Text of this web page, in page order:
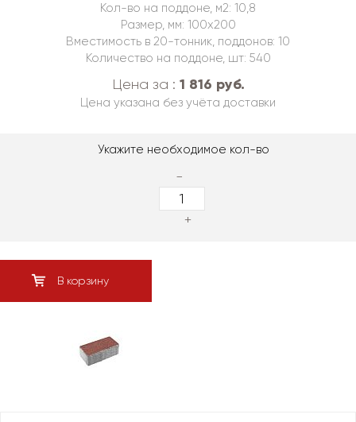
Кол-во на поддоне, м2: 10,8
Размер, мм: 100х200
Вместимость в 20-тонник, поддонов: 10
Количество на поддоне, шт: 540
Цена за : 1 816 руб.
Цена указана без учёта доставки
Укажите необходимое кол-во
-
+
В корзину